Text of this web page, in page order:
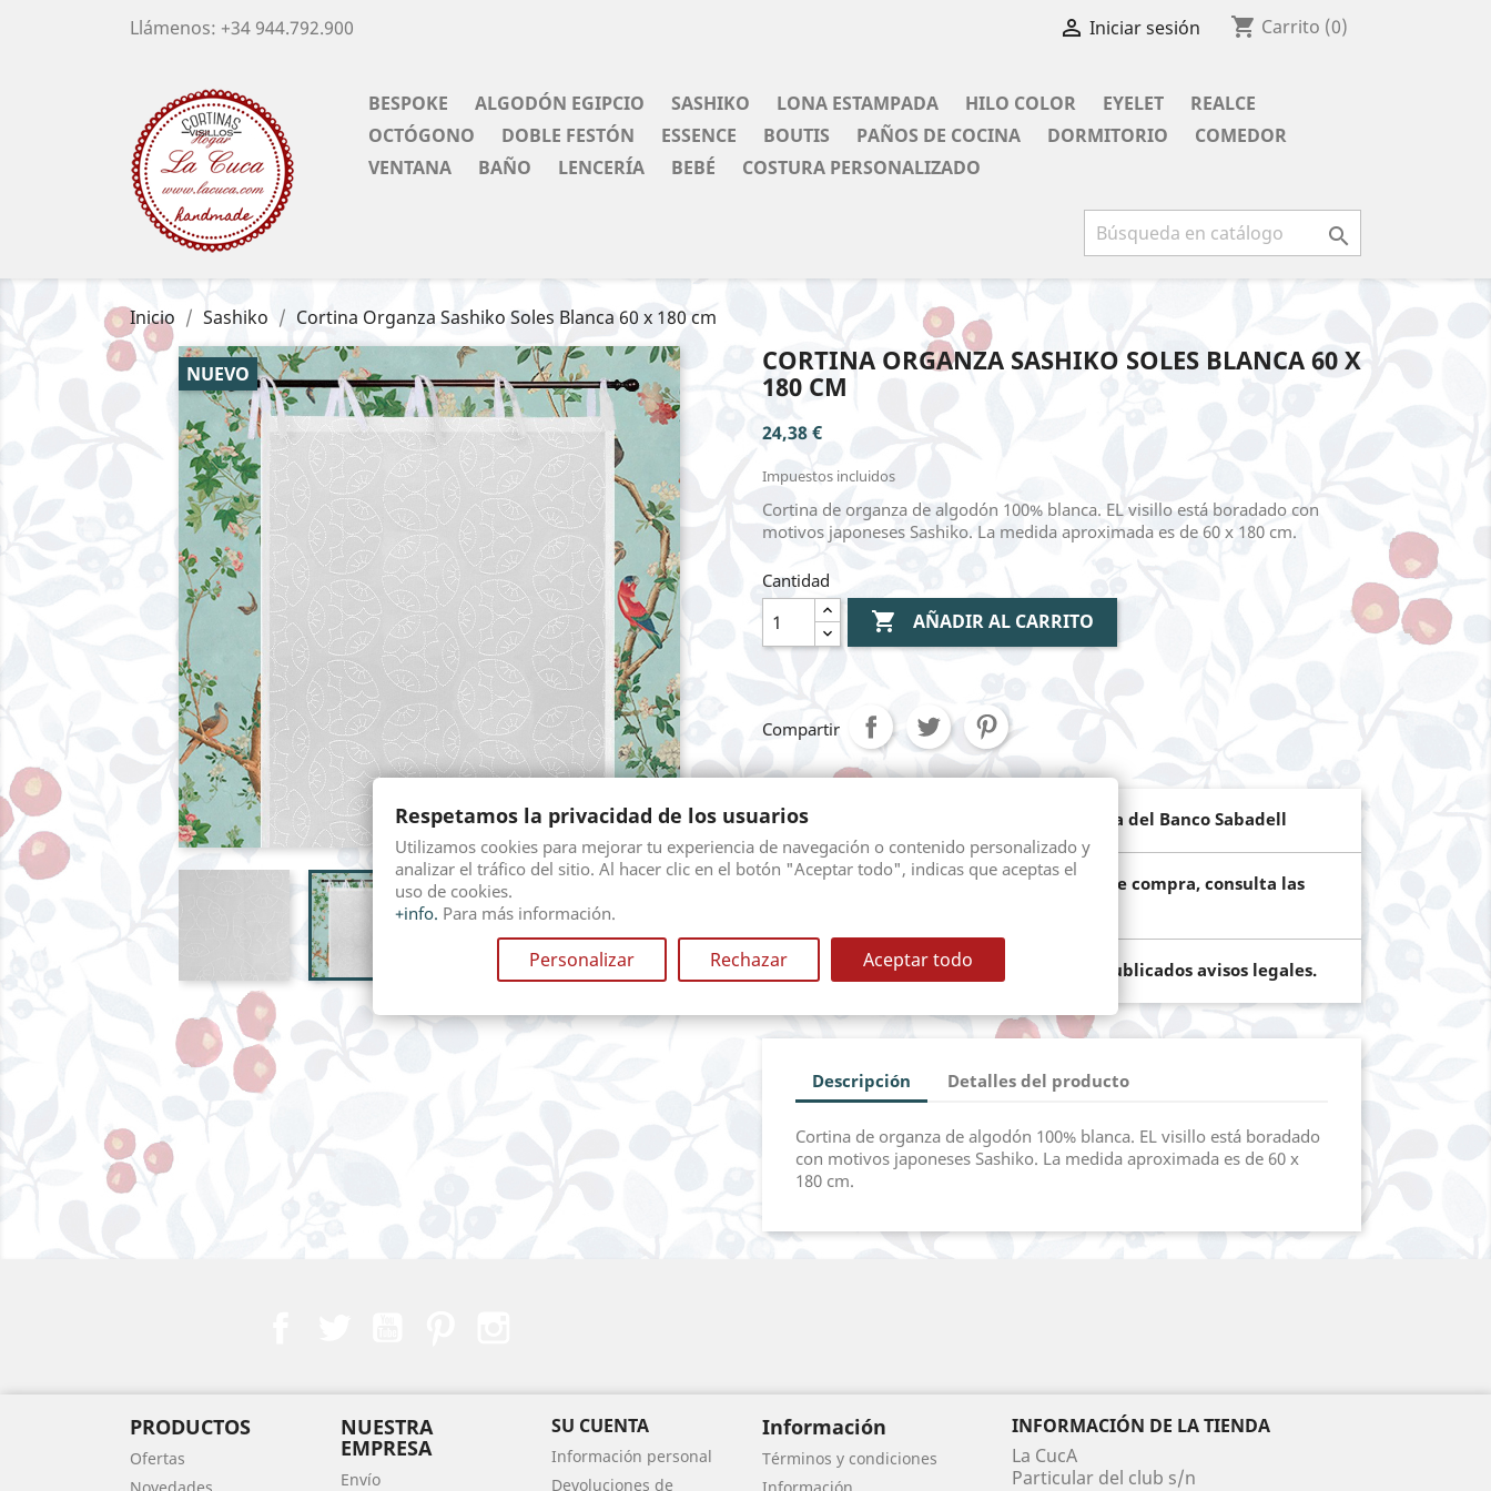
Llámenos: +34 944.792.900  Iniciar sesión shopping_cart Carrito (0)
BESPOKE ALGODÓN EGIPCIO SASHIKO LONA ESTAMPADA HILO COLOR EYELET
REALCE
OCTÓGONO
DOBLE FESTÓN ESSENCE BOUTIS PAÑOS DE COCINA DORMITORIO
COMEDOR
VENTANA
BAÑO LENCERÍA BEBÉ COSTURA PERSONALIZADO

Inicio Sashiko Cortina Organza Sashiko Soles Blanca 60 x 180 cm
NUEVO
CORTINA ORGANZA SASHIKO SOLES BLANCA 60 X
180 CM
24,38 €
Impuestos incluidos
Cortina de organza de algodón 100% blanca. EL visillo está boradado con
motivos japoneses Sashiko. La medida aproximada es de 60 x 180 cm.
Cantidad
 AÑADIR AL CARRITO
Compartir
Mediante pasarela de pago segura del Banco Sabadell
Envio gratuito según el importe de compra, consulta las
Devolución. Según los terminos publicados avisos legales.
Descripción Detalles del producto
Cortina de organza de algodón 100% blanca. EL visillo está boradado
con motivos japoneses Sashiko. La medida aproximada es de 60 x
180 cm.
PRODUCTOS
Ofertas
NUESTRA
EMPRESA
Envío
SU CUENTA
Información personal
Devoluciones de
Información
Términos y condiciones
INFORMACIÓN DE LA TIENDA
La CucA
Particular del club s/n
Respetamos la privacidad de los usuarios
Utilizamos cookies para mejorar tu experiencia de navegación o contenido personalizado y
analizar el tráfico del sitio. Al hacer clic en el botón "Aceptar todo", indicas que aceptas el
uso de cookies.
+info. Para más información.
Personalizar Rechazar Aceptar todo